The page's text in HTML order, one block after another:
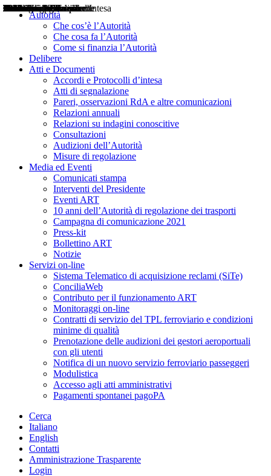
Autorità
Che cos’è l’Autorità
Che cosa fa l’Autorità
Come si finanzia l’Autorità
Delibere
Atti e Documenti
Accordi e Protocolli d’intesa
Atti di segnalazione
Pareri, osservazioni RdA e altre comunicazioni
Relazioni annuali
Relazioni su indagini conoscitive
Consultazioni
Audizioni dell’Autorità
Misure di regolazione
Media ed Eventi
Comunicati stampa
Interventi del Presidente
Eventi ART
10 anni dell’Autorità di regolazione dei trasporti
Campagna di comunicazione 2021
Press-kit
Bollettino ART
Notizie
Servizi on-line
Sistema Telematico di acquisizione reclami (SiTe)
ConciliaWeb
Contributo per il funzionamento ART
Monitoraggi on-line
Contratti di servizio del TPL ferroviario e condizioni
minime di qualità
Prenotazione delle audizioni dei gestori aeroportuali
con gli utenti
Notifica di un nuovo servizio ferroviario passeggeri
Modulistica
Accesso agli atti amministrativi
Pagamenti spontanei pagoPA
Cerca
Italiano
English
Contatti
Amministrazione Trasparente
Login
Delibere
Pareri
Consultazioni
Audizioni
Atti di Segnalazione
Accordi e Protocolli d'Intesa
Relazioni annuali
Misure di regolazione
Notizie
Comunicati Stampa
Bollettini ART
Convegni ART
Interviste del Presidente
Articoli in primo piano
Interventi del Presidente
2004
2005
2010
2013
2014
2015
2016
2017
2018
2019
202
2020
2021
2022
2023
2024
2025
2026
Aereo
Marittimo
Terrestre